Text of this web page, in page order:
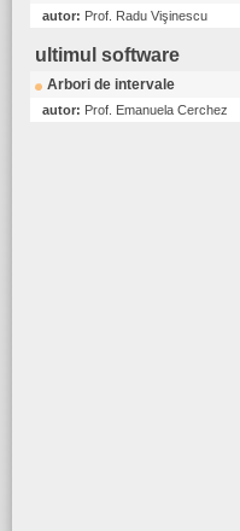
autor: Prof. Radu Vişinescu
ultimul software
Arbori de intervale
autor: Prof. Emanuela Cerchez